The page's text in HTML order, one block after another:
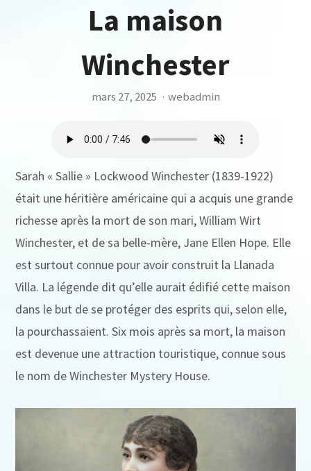
La maison
Winchester
mars 27, 2025 · webadmin
Sarah « Sallie » Lockwood Winchester (1839-1922)
était une héritière américaine qui a acquis une grande
richesse après la mort de son mari, William Wirt
Winchester, et de sa belle-mère, Jane Ellen Hope. Elle
est surtout connue pour avoir construit la Llanada
Villa. La légende dit qu’elle aurait édifié cette maison
dans le but de se protéger des esprits qui, selon elle,
la pourchassaient. Six mois après sa mort, la maison
est devenue une attraction touristique, connue sous
le nom de Winchester Mystery House.